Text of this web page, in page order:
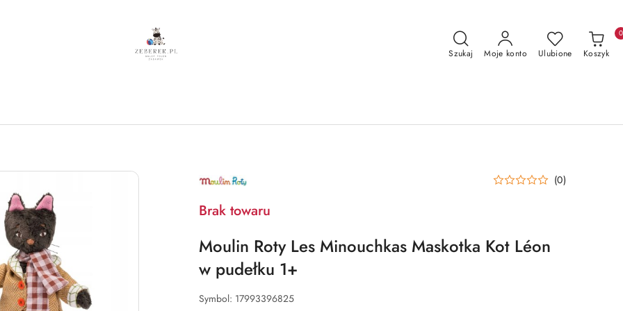
Szukaj Moje konto Ulubione Koszyk
0
NAZWA
PRODUCENTA:
ROTY
(0)
Brak towaru
Moulin Roty Les Minouchkas Maskotka Kot Léon
w pudełku 1+
Symbol: 17993396825